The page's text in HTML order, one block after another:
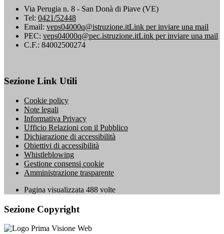
Via Perugia n. 8 - San Donà di Piave (VE)
Tel: 0421/52448
Email: veps04000q@istruzione.itLink per inviare una mail
PEC: veps04000q@pec.istruzione.itLink per inviare una mail
C.F.: 84002500274
Sezione Link Utili
Cookie policy
Note legali
Informativa Privacy
Ufficio Relazioni con il Pubblico
Dichiarazione di accessibilità
Obiettivi di accessibilità
Whistleblowing
Gestione consensi cookie
Amministrazione trasparente
Pagina visualizzata 488 volte
Sezione Copyright